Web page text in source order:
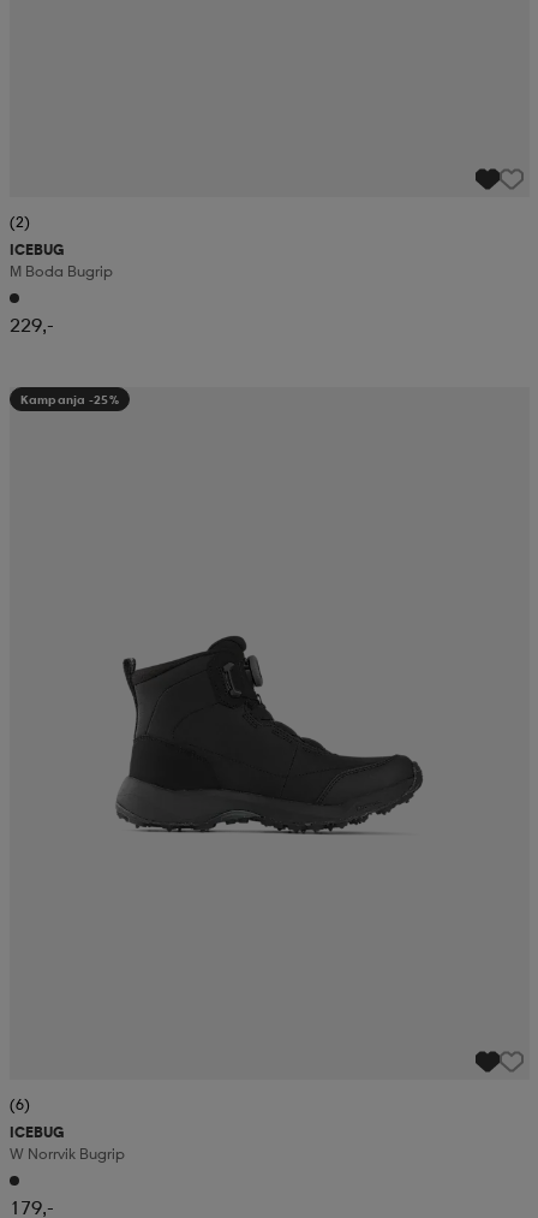
(2)
ICEBUG
M Boda Bugrip
229,-
Kampanja -25%
(6)
ICEBUG
W Norrvik Bugrip
179,-